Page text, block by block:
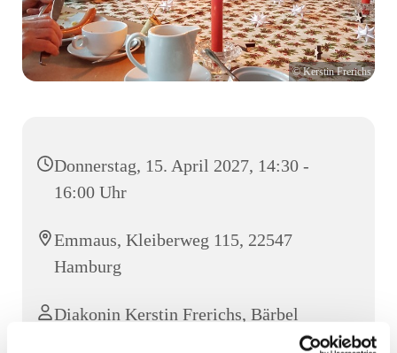
© Kerstin Frerichs
Donnerstag, 15. April 2027, 14:30 -
16:00 Uhr
Emmaus, Kleiberweg 115, 22547
Hamburg
Diakonin Kerstin Frerichs, Bärbel